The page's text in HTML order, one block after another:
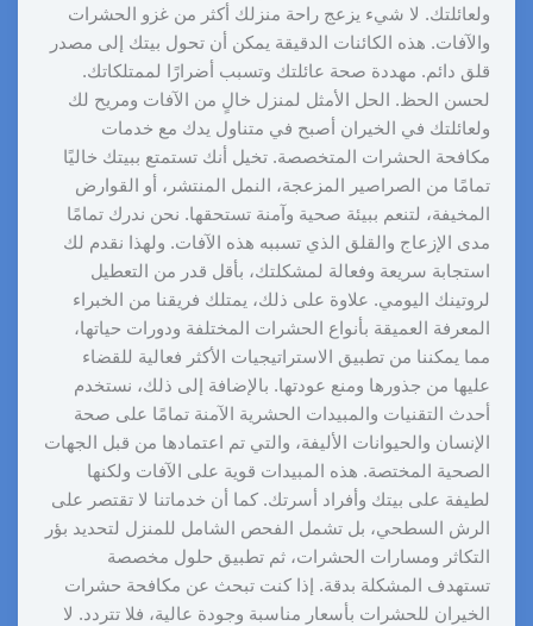
ولعائلتك. لا شيء يزعج راحة منزلك أكثر من غزو الحشرات
والآفات. هذه الكائنات الدقيقة يمكن أن تحول بيتك إلى مصدر
قلق دائم. مهددة صحة عائلتك وتسبب أضرارًا لممتلكاتك.
لحسن الحظ. الحل الأمثل لمنزل خالٍ من الآفات ومريح لك
ولعائلتك في الخيران أصبح في متناول يدك مع خدمات
مكافحة الحشرات المتخصصة. تخيل أنك تستمتع ببيتك خاليًا
تمامًا من الصراصير المزعجة، النمل المنتشر، أو القوارض
المخيفة، لتنعم ببيئة صحية وآمنة تستحقها. نحن ندرك تمامًا
مدى الإزعاج والقلق الذي تسببه هذه الآفات. ولهذا نقدم لك
استجابة سريعة وفعالة لمشكلتك، بأقل قدر من التعطيل
لروتينك اليومي. علاوة على ذلك، يمتلك فريقنا من الخبراء
المعرفة العميقة بأنواع الحشرات المختلفة ودورات حياتها،
مما يمكننا من تطبيق الاستراتيجيات الأكثر فعالية للقضاء
عليها من جذورها ومنع عودتها. بالإضافة إلى ذلك، نستخدم
أحدث التقنيات والمبيدات الحشرية الآمنة تمامًا على صحة
الإنسان والحيوانات الأليفة، والتي تم اعتمادها من قبل الجهات
الصحية المختصة. هذه المبيدات قوية على الآفات ولكنها
لطيفة على بيتك وأفراد أسرتك. كما أن خدماتنا لا تقتصر على
الرش السطحي، بل تشمل الفحص الشامل للمنزل لتحديد بؤر
التكاثر ومسارات الحشرات، ثم تطبيق حلول مخصصة
تستهدف المشكلة بدقة. إذا كنت تبحث عن مكافحة حشرات
الخيران للحشرات بأسعار مناسبة وجودة عالية، فلا تتردد. لا